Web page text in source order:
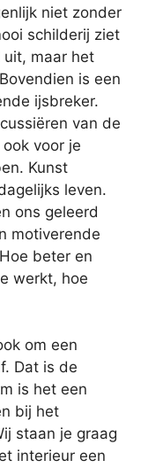
niet zonder
schilderij ziet
uit, maar het
is een
ijsbreker.
van de
voor je
Kunst
leven.
ons geleerd
motiverende
beter en
werkt, hoe
om een
Dat is de
is het een
bij het
staan je graag
interieur een